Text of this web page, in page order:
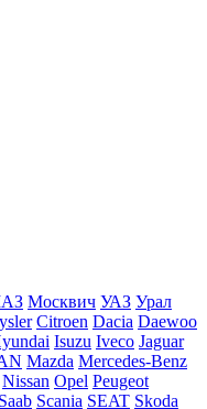
Москвич УАЗ Урал
Citroen Dacia Daewoo
Isuzu Iveco Jaguar
Mazda Mercedes-Benz
Nissan Opel Peugeot
Saab Scania SEAT Skoda